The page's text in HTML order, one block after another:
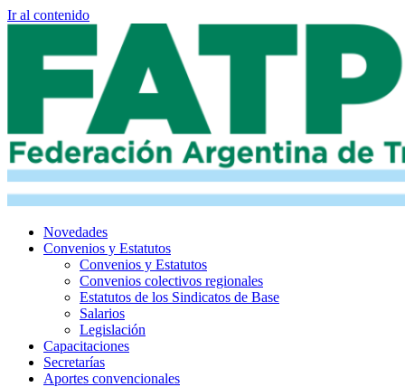
Ir al contenido
Novedades
Convenios y Estatutos
Convenios y Estatutos
Convenios colectivos regionales
Estatutos de los Sindicatos de Base
Salarios
Legislación
Capacitaciones
Secretarías
Aportes convencionales